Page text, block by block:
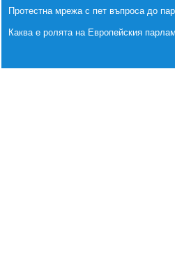
Протестна мрежа с пет въпроса до
Каква е ролята на Европейския